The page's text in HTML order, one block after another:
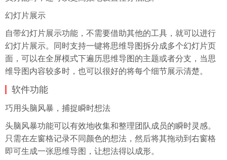
幻灯片展示
自带幻灯片展示功能，不需要借助其他的工具，就可以进行
幻灯片展示。同时支持一键将思维导图拆分成多个幻灯片页
面，可以在全屏模式下遍历思维导图的主题或者分支，当思
维导图内容较多时，也可以很好的将每个细节展示清楚。
软件功能
巧用 头脑风暴 ，捕捉瞬时想法
头脑风暴功能可以有效地收集和整理团队成员的瞬时灵感。
只需在左窗格记录不同颜色的想法，然后将其拖动到右窗格
即可生成一张思维导图，让想法得以成形。